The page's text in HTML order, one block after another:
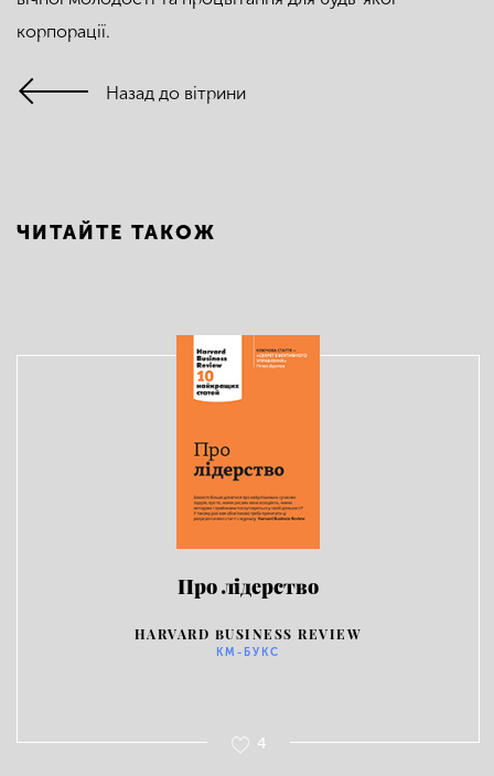
корпорації.
Назад до вітрини
ЧИТАЙТЕ ТАКОЖ
Про лідерство
HARVARD BUSINESS REVIEW
КМ-БУКС
4